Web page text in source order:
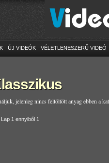
ÚJ VIDEÓK VÉLETLENESZERŰ VIDEÓ
jelenleg nincs feltöltött anyag ebben a
Lap 1 ennyiből 1